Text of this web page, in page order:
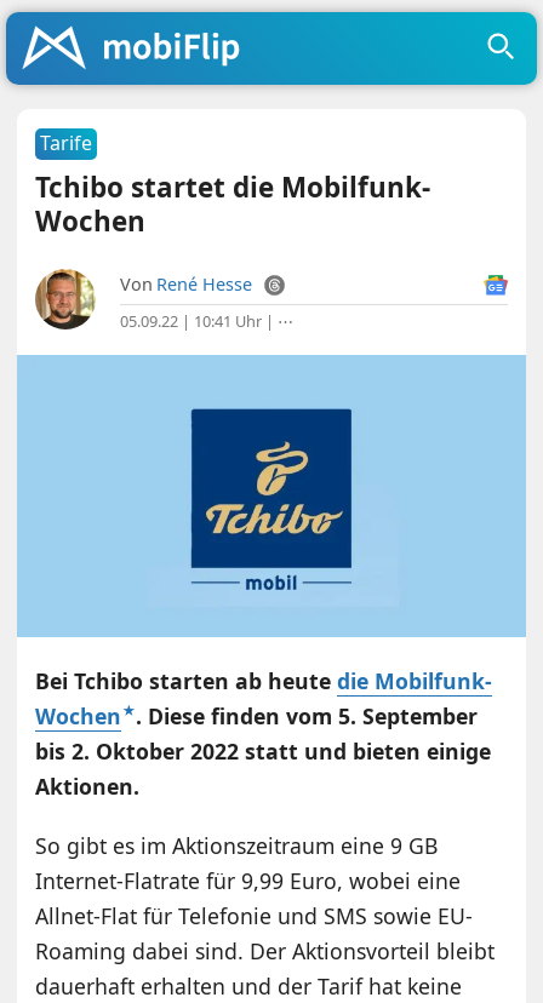
Tarife
Tchibo startet die Mobilfunk-
Wochen
Von René Hesse
05.09.22 | 10:41 Uhr | ⋯
Bei Tchibo starten ab heutedie Mobilfunk-
Wochen . Diese finden vom 5. September
bis 2. Oktober 2022 statt und bieten einige
Aktionen.
So gibt es im Aktionszeitraum eine 9 GB
Internet-Flatrate für 9,99 Euro, wobei eine
Allnet-Flat für Telefonie und SMS sowie EU-
Roaming dabei sind. Der Aktionsvorteil bleibt
dauerhaft erhalten und der Tarif hat keine